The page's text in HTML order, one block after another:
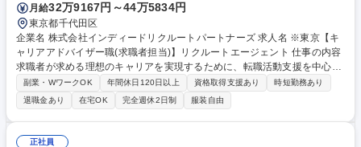
月給32万9167円～44万5834円
東京都千代田区
企業名 株式会社インディードリクルートパートナーズ 求人名 ※東京【キ
ャリアアドバイザー職(求職者担当)】リクルートエージェント 仕事の内容
求職者が求める理想のキャリアを実現するために、転職活動支援を中心に
伴走していただきます。 具体的には、求職者の経験や希望、悩みなどをヒ
アリングし、将来のキャリア設計から実現に向けたアクションサポート
（コーチングやメンタリングなど）を行います。また、一人ひとりに向き
合うことで、転職活動支援にとどまらず、より広範なキャリア支援を提供
します。 募集職種 ※東京【キャリアアドバイザー職(求職者担当)】リクル
副業・WワークOK 年間休日120日以上 資格取得支援あり
時短勤務あり
退職金あり
在宅OK 完全週休2日制 服装自由
正社員